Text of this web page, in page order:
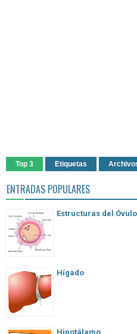
Top 3 Etiquetas
ENTRADAS POPULARES
Estructuras del Óvulo
Hígado
Hipotálamo